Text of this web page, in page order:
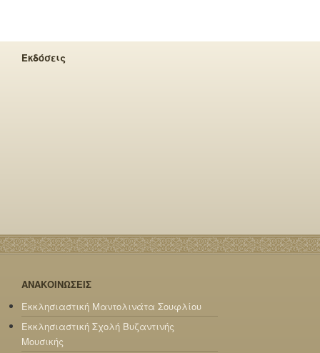
Εκδόσεις
ΑΝΑΚΟΙΝΩΣΕΙΣ
Εκκλησιαστική Μαντολινάτα Σουφλίου
Εκκλησιαστική Σχολή Βυζαντινής
Μουσικής